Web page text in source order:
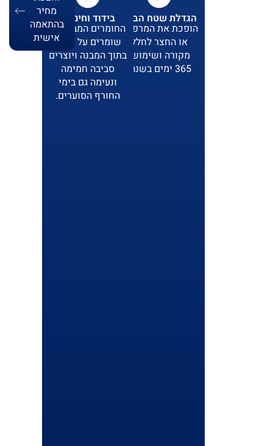
הגדלת שטח הבית:
הופכת את המרפסת
או החצר לחלל
מקורה ושימושי
365 ימים בשנה.
בידוד וחימום:
החומרים המבודדים
שומרים על החום
בתוך המבנה ויוצרים
סביבה חמימה
ונעימה גם בימי
החורף הסוערים.
מחיר
בהתאמה
אישית